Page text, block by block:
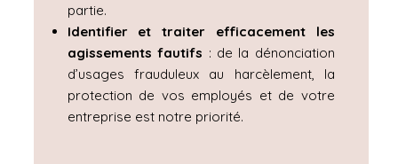
partie.
Identifier et traiter efficacement les
agissements fautifs : de la dénonciation
d’usages frauduleux au harcèlement, la
protection de vos employés et de votre
entreprise est notre priorité.